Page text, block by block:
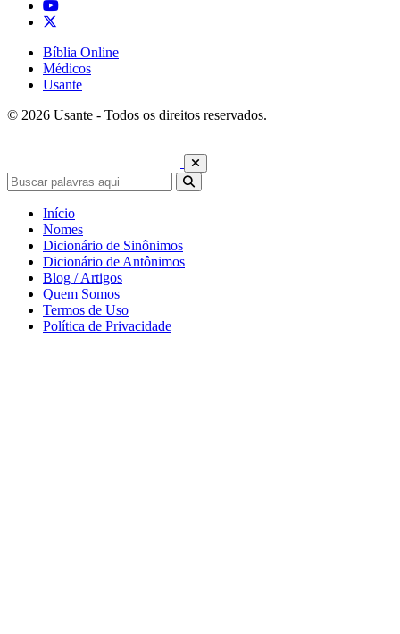
Bíblia Online
Médicos
Usante
© 2026 Usante - Todos os direitos reservados.
Início
Nomes
Dicionário de Sinônimos
Dicionário de Antônimos
Blog / Artigos
Quem Somos
Termos de Uso
Política de Privacidade